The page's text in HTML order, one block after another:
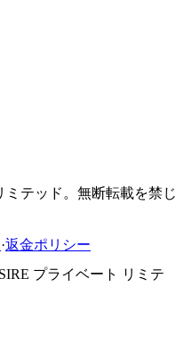
ミテッド。無断転載を禁じ
·返金ポリシー
プライベート リミテ